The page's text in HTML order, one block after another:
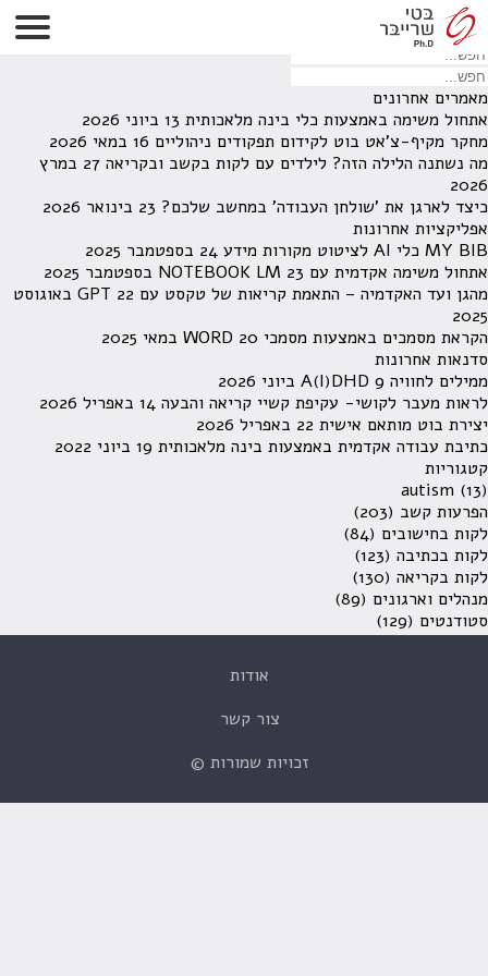
לא נמצאו תוצאות תחת קטגוריה זו.
מחפש משהו מסויים? השתמש בחיפוש
מאמרים אחרונים
אתחול משימה באמצעות כלי בינה מלאכותית 13 ביוני 2026
מחקר מקיף-צ'אט בוט לקידום תפקודים ניהוליים 16 במאי 2026
מה נשתנה הלילה הזה? לילדים עם לקות בקשב ובקריאה
27 במרץ
2026
כיצד לארגן את 'שולחן העבודה' במחשב שלכם? 23 בינואר 2026
אפליקציות אחרונות
MY BIB כלי AI לציטוט מקורות מידע
24 בספטמבר 2025
אתחול משימה אקדמית עם NOTEBOOK LM 23 בספטמבר 2025
מהגן ועד האקדמיה – התאמת קריאות של טקסט עם GPT
22 באוגוסט
2025
הקראת מסמכים באמצעות מסמכי WORD 20 במאי 2025
סדנאות אחרונות
ממילים לחוויה A(I)DHD 9 ביוני 2026
לראות מעבר לקושי- עקיפת קשיי קריאה והבעה 14 באפריל 2026
יצירת בוט מותאם אישית 22 באפריל 2026
כתיבת עבודה אקדמית באמצעות בינה מלאכותית 19 ביוני 2022
קטגוריות
autism (13)
הפרעות קשב (203)
לקות בחישובים (84)
לקות בכתיבה (123)
לקות בקריאה (130)
מנהלים וארגונים (89)
סטודנטים (129)
אודות
צור קשר
זכויות שמורות ©